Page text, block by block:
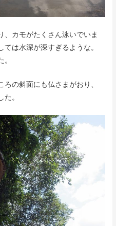
、カモがたくさん泳いでいま
は水深が深すぎるような。
の斜面にも仏さまがおり、
。